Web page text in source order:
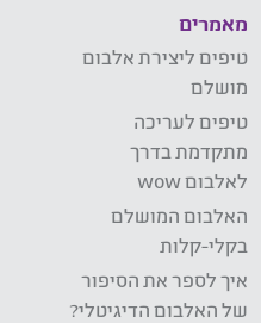
מאמרים
טיפים ליצירת אלבום
מושלם
טיפים לעריכה
מתקדמת בדרך
לאלבום wow
האלבום המושלם
בקלי-קלות
איך לספר את הסיפור
של האלבום הדיגיטלי?